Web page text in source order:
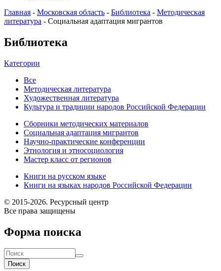
Главная - Московская область - Библиотека - Методическая
литература - Социальная адаптация мигрантов
Библиотека
Категории
Все
Методическая литература
Художественная литература
Культура и традиции народов Российской Федерации
Сборники методических материалов
Социальная адаптация мигрантов
Научно-практические конференции
Этнология и этносоциология
Мастер класс от регионов
Книги на русском языке
Книги на языках народов Российской Федерации
© 2015-2026. Ресурсный центр
Все права защищены
Форма поиска
Поиск